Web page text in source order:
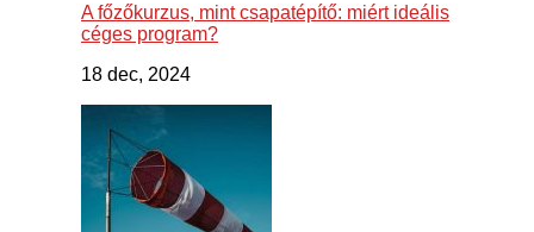
A főzőkurzus, mint csapatépítő: miért ideális
céges program?
18 dec, 2024